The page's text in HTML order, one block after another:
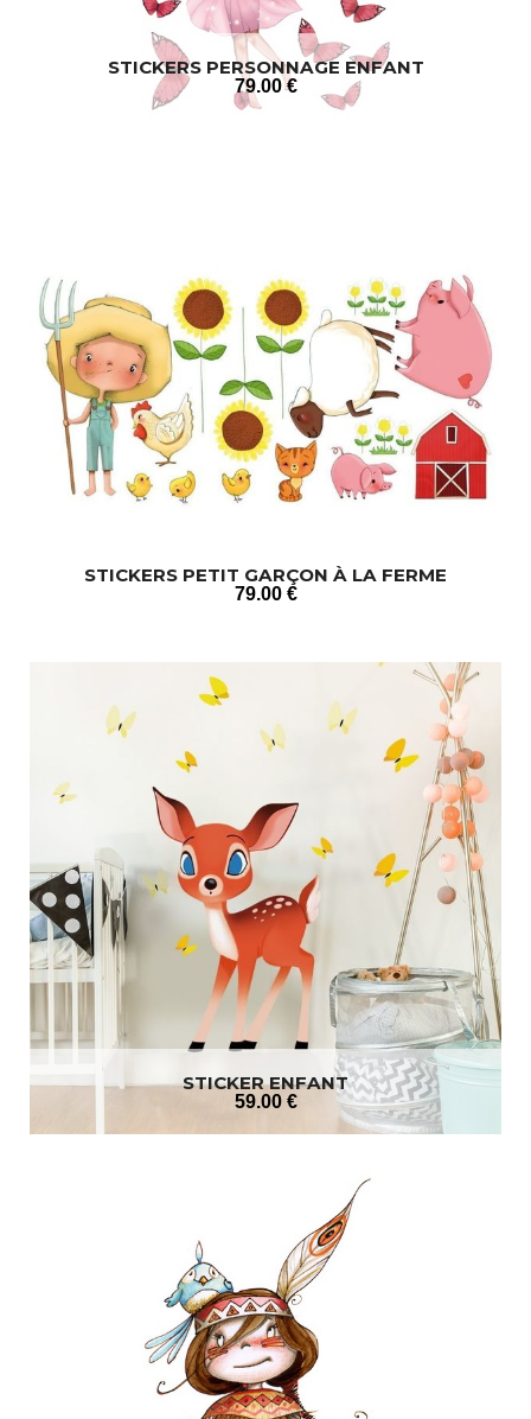
STICKERS PERSONNAGE ENFANT
79.00 €
STICKERS PETIT GARÇON À LA FERME
79.00 €
STICKER ENFANT
59.00 €